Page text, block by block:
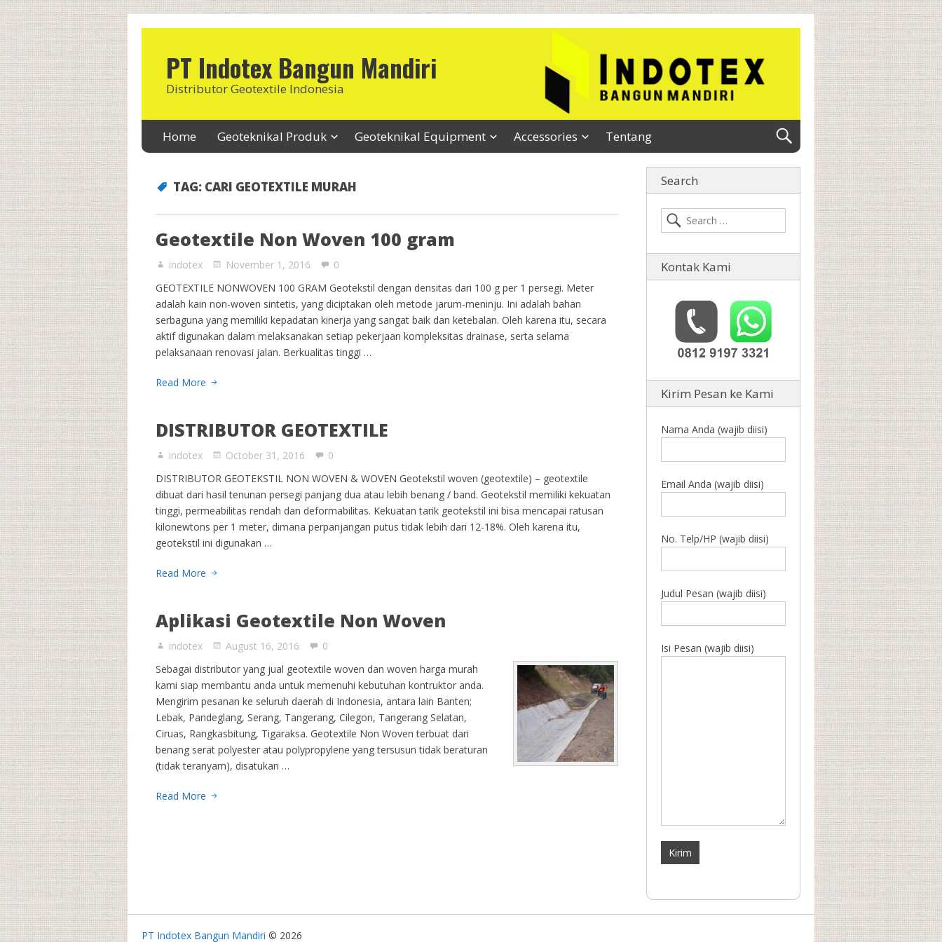
PT Indotex Bangun Mandiri
Distributor Geotextile Indonesia
Home Geoteknikal Produk Geoteknikal Equipment Accessories Tentang
TAG: CARI GEOTEXTILE MURAH
Geotextile Non Woven 100 gram
indotex November 1, 2016
0
GEOTEXTILE NONWOVEN 100 GRAM Geotekstil dengan densitas dari 100 g per 1 persegi. Meter
adalah kain non-woven sintetis, yang diciptakan oleh metode jarum-meninju. Ini adalah bahan
serbaguna yang memiliki kepadatan kinerja yang sangat baik dan ketebalan. Oleh karena itu, secara
aktif digunakan dalam melaksanakan setiap pekerjaan kompleksitas drainase, serta selama
pelaksanaan renovasi jalan. Berkualitas tinggi …
Read More
DISTRIBUTOR GEOTEXTILE
indotex October 31, 2016
0
DISTRIBUTOR GEOTEKSTIL NON WOVEN & WOVEN Geotekstil woven (geotextile) – geotextile
dibuat dari hasil tenunan persegi panjang dua atau lebih benang / band. Geotekstil memiliki kekuatan
tinggi, permeabilitas rendah dan deformabilitas. Kekuatan tarik geotekstil ini bisa mencapai ratusan
kilonewtons per 1 meter, dimana perpanjangan putus tidak lebih dari 12-18%. Oleh karena itu,
geotekstil ini digunakan …
Read More
Aplikasi Geotextile Non Woven
indotex August 16, 2016
0
Sebagai distributor yang jual geotextile woven dan woven harga murah
kami siap membantu anda untuk memenuhi kebutuhan kontruktor anda.
Mengirim pesanan ke seluruh daerah di Indonesia, antara lain Banten;
Lebak, Pandeglang, Serang, Tangerang, Cilegon, Tangerang Selatan,
Ciruas, Rangkasbitung, Tigaraksa. Geotextile Non Woven terbuat dari
benang serat polyester atau polypropylene yang tersusun tidak beraturan
(tidak teranyam), disatukan …
Read More
Search
Kontak Kami
Kirim Pesan ke Kami
Nama Anda (wajib diisi)
Email Anda (wajib diisi)
No. Telp/HP (wajib diisi)
Judul Pesan (wajib diisi)
Isi Pesan (wajib diisi)
PT Indotex Bangun Mandiri © 2026